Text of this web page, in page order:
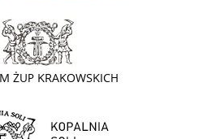
- Muzeum Żup Krakowskich Wieliczka
Kopalni Soli Wieliczka